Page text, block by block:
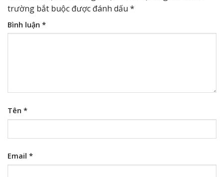
trường bắt buộc được đánh dấu *
Bình luận *
Tên *
Email *